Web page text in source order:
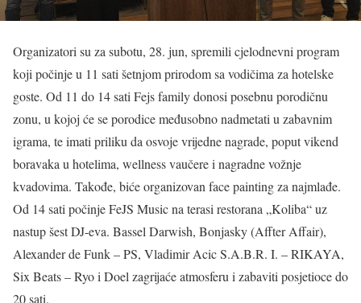
Organizatori su za subotu, 28. jun, spremili cjelodnevni program
koji počinje u 11 sati šetnjom prirodom sa vodičima za hotelske
goste. Od 11 do 14 sati Fejs family donosi posebnu porodičnu
zonu, u kojoj će se porodice međusobno nadmetati u zabavnim
igrama, te imati priliku da osvoje vrijedne nagrade, poput vikend
boravaka u hotelima, wellness vaučere i nagradne vožnje
kvadovima. Takođe, biće organizovan face painting za najmlađe.
Od 14 sati počinje FeJS Music na terasi restorana „Koliba“ uz
nastup šest DJ-eva. Bassel Darwish, Bonjasky (Affter Affair),
Alexander de Funk – PS, Vladimir Acic S.A.B.R. I. – RIKAYA,
Six Beats – Ryo i Doel zagrijaće atmosferu i zabaviti posjetioce do
20 sati.